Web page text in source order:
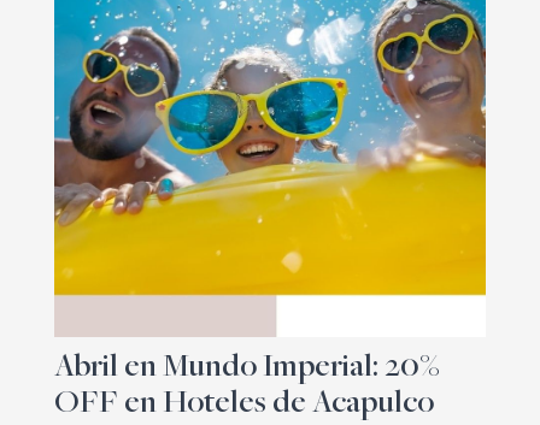
Abril en Mundo Imperial: 20%
OFF en Hoteles de Acapulco